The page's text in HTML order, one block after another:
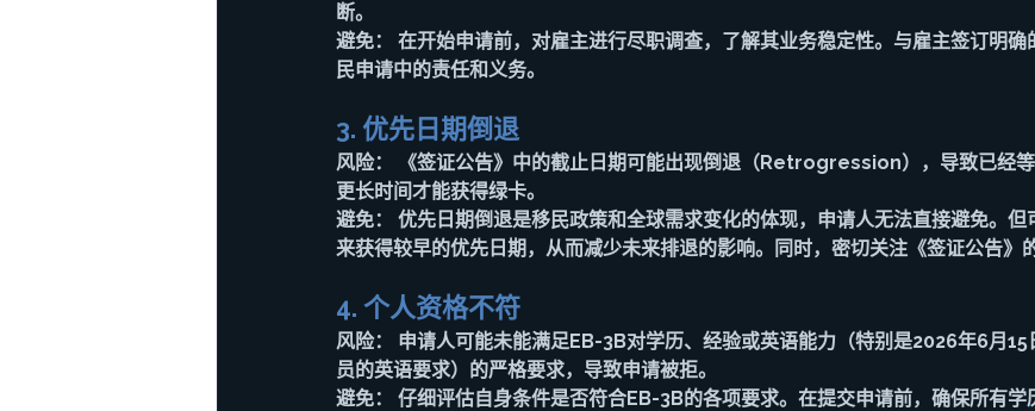
断。
避免：
在开始申请前，对雇主进行尽职调查，了解其业务稳定性。与雇主签订明确
民申请中的责任和义务。
3. 优先日期倒退
风险：
《签证公告》中的截止日期可能出现倒退（Retrogression），导致已经
更长时间才能获得绿卡。
避免：
优先日期倒退是移民政策和全球需求变化的体现，申请人无法直接避免。但
来获得较早的优先日期，从而减少未来排退的影响。同时，密切关注《签证公告》
4. 个人资格不符
风险：
申请人可能未能满足EB-3B对学历、经验或英语能力（特别是2026年6月15
员的英语要求）的严格要求，导致申请被拒。
避免：
仔细评估自身条件是否符合EB-3B的各项要求。在提交申请前，确保所有学